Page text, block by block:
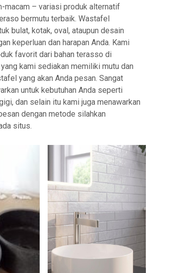
macam – variasi produk alternatif
bermutu terbaik. Wastafel
bulat, kotak, oval, ataupun desain
keperluan dan harapan Anda. Kami
favorit dari bahan terasso di
kami sediakan memiliki mutu dan
yang akan Anda pesan. Sangat
untuk kebutuhan Anda seperti
dan selain itu kami juga menawarkan
dengan metode silahkan
situs.